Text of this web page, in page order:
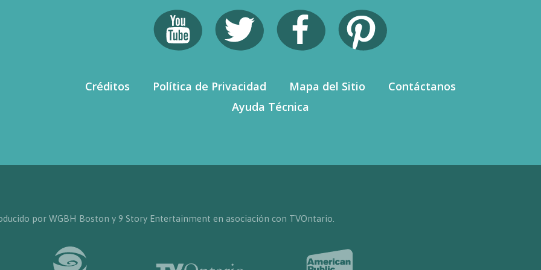
Créditos Política de Privacidad Mapa del Sitio
Contáctanos
Ayuda Técnica
por WGBH Boston y 9 Story Entertainment en asociación con TVOntario.